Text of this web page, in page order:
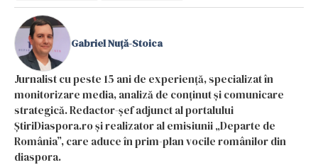
Gabriel Nuță-Stoica
Jurnalist cu peste 15 ani de experiență, specializat în
monitorizare media, analiză de conținut și comunicare
strategică. Redactor-șef adjunct al portalului
ȘtiriDiaspora.ro și realizator al emisiunii „Departe de
România”, care aduce în prim-plan vocile românilor din
diaspora.